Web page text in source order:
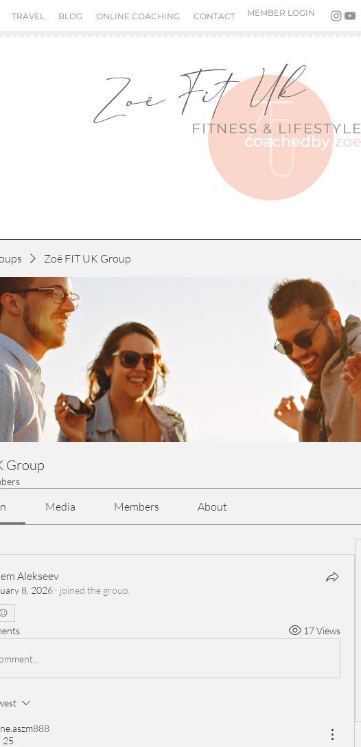
Zoë Fit Uk
FITNESS & LIFESTYLE
TRAVEL BLOG ONLINE COACHING CONTACT MEMBER LOGIN
Zoë FIT UK Group
Group
Media Members About
Alekseev
8, 2026 · joined the group.
17 Views
25